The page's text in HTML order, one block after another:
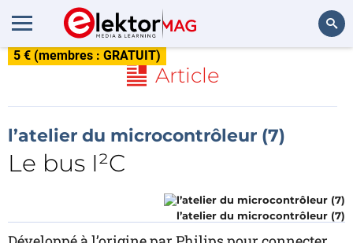
5 € (membres : GRATUIT)
Article
l’atelier du microcontrôleur (7)
Le bus I²C
l’atelier du microcontrôleur (7)